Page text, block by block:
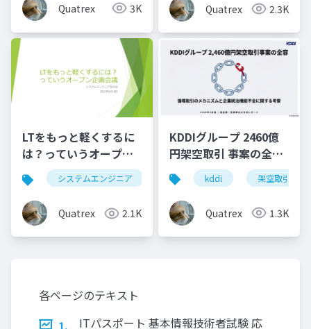
Quatrex 3K Quatrex 2.3K
LTをもっと軽くするに
は？っていうオープン
企画会議システムエンジニア lt
Quatrex 2.1K
KDDIグループ 2460億
円架空取引 事案の全容
分析
kddi 架空取引
Quatrex 1.3K
各ページのテキスト
ITパスポート 基本情報技術者試験 応